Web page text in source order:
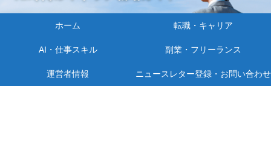
ホーム 転職・キャリア
AI・仕事スキル 副業・フリーランス
運営者情報 ニュースレター登録・お問い合わせ